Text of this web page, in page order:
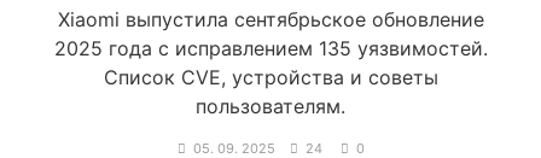
Xiaomi выпустила сентябрьское обновление
2025 года с исправлением 135 уязвимостей.
Список CVE, устройства и советы
пользователям.
05. 09. 2025 24 0